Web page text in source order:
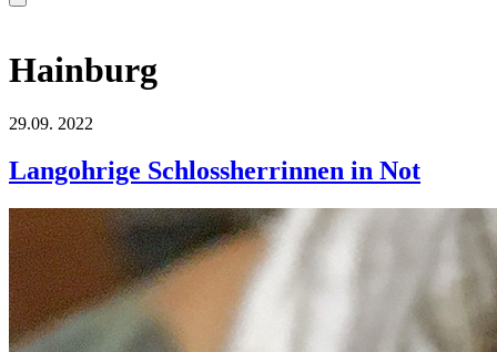
Hainburg
29.09. 2022
Langohrige Schlossherrinnen in Not